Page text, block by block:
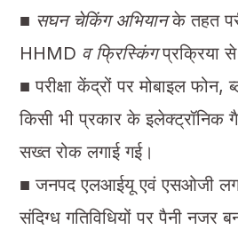
■ सघन चेकिंग अभियानके तहत
HHMD व फ्रिस्किंगप्रक्रिया
■ परीक्षा केंद्रों पर मोबाइल
किसी भी प्रकार के
सख्त रोक लगाई गई।
■ जनपद एलआईयू एवं एसओजी
संदिग्ध गतिविधियों पर पैनी नजर